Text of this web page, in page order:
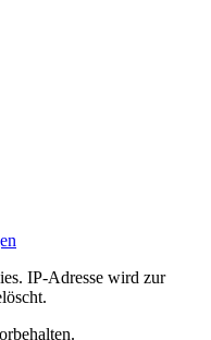
IP-Adresse wird zur